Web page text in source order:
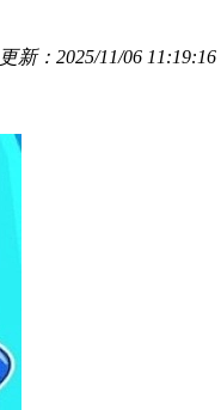
更新：2025/11/06 11:19:16